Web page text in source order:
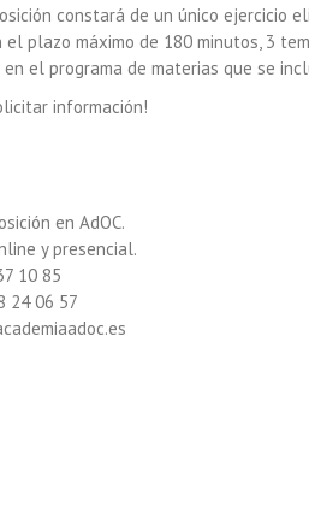
constará de un único ejercicio
el plazo máximo de 180 minutos, 3
en el programa de materias que se
información!
en AdOC.
y presencial.
10 85
24 06 57